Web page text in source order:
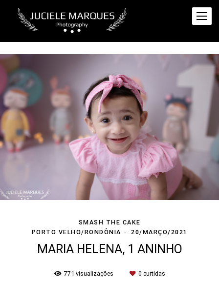
SMASH THE CAKE
PORTO VELHO/RONDÔNIA
20/MARÇO/2021
MARIA HELENA, 1 ANINHO
771 visualizações 0 curtidas